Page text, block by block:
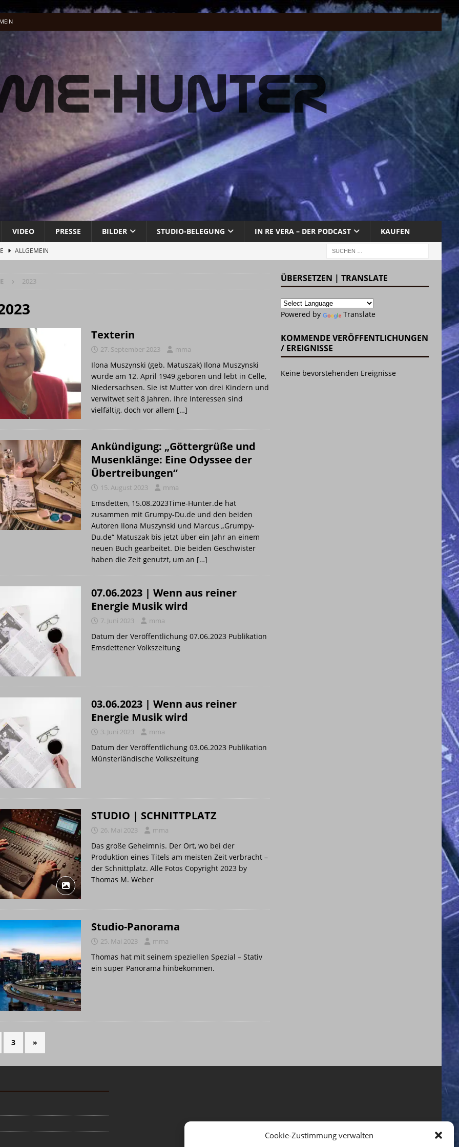
Cookie-Zustimmung verwalten
Dschungel
… ALLGEMEIN
Vocals BAND
ALLG. INFO
ALLG. INFO
ALLG. INFO
und Musenklänge: Eine Odyssee der Übertreibungen“ ALLGEMEIN
Musik wird
Energie Musik wird PRESSE
STUDIOVIDEO PRESSE BILDER STUDIO-BELEGUNG IN RE VERA – DER PODCAST KAUFEN
ALLGEMEIN
…
Backing Vocals
wurde eröffnet
ALLG. INFO
gestartet
ALLG. INFO
BAND
„Göttergrüße und Musenklänge: Eine Odyssee der Übertreibungen“
aus reiner Energie Musik wird
PRESSE
aus reiner Energie Musik wird
PRESSE
STUDIO
STUDIO
Q1-1/2026 ALBUM
2023
Texterin
27. September 2023 mma
Ilona Muszynski (geb. Matuszak) Ilona Muszynski
wurde am 12. April 1949 geboren und lebt in Celle,
Niedersachsen. Sie ist Mutter von drei Kindern und
verwitwet seit 8 Jahren. Ihre Interessen sind
vielfältig, doch vor allem […]
Ankündigung: „Göttergrüße und
Musenklänge: Eine Odyssee der
Übertreibungen“
15. August 2023 mma
Emsdetten, 15.08.2023Time-Hunter.de hat
zusammen mit Grumpy-Du.de und den beiden
Autoren Ilona Muszynski und Marcus „Grumpy-
Du.de“ Matuszak bis jetzt über ein Jahr an einem
neuen Buch gearbeitet. Die beiden Geschwister
haben die Zeit genutzt, um an […]
07.06.2023 | Wenn aus reiner
Energie Musik wird
7. Juni 2023 mma
Datum der Veröffentlichung 07.06.2023 Publikation
Emsdettener Volkszeitung
03.06.2023 | Wenn aus reiner
Energie Musik wird
3. Juni 2023 mma
Datum der Veröffentlichung 03.06.2023 Publikation
Münsterländische Volkszeitung
STUDIO | SCHNITTPLATZ
26. Mai 2023 mma
Das große Geheimnis. Der Ort, wo bei der
Produktion eines Titels am meisten Zeit verbracht –
der Schnittplatz. Alle Fotos Copyright 2023 by
Thomas M. Weber
Studio-Panorama
25. Mai 2023 mma
Thomas hat mit seinem speziellen Spezial – Stativ
ein super Panorama hinbekommen.
3 »
ÜBERSETZEN | TRANSLATE
Powered by Translate
KOMMENDE VERÖFFENTLICHUNGEN
/ EREIGNISSE
Keine bevorstehenden Ereignisse